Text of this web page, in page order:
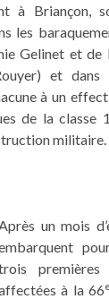
à Briançon,
les
Gelinet et de
et dans
à un
de la classe
militaire.
Après un mois
premières
à la 66